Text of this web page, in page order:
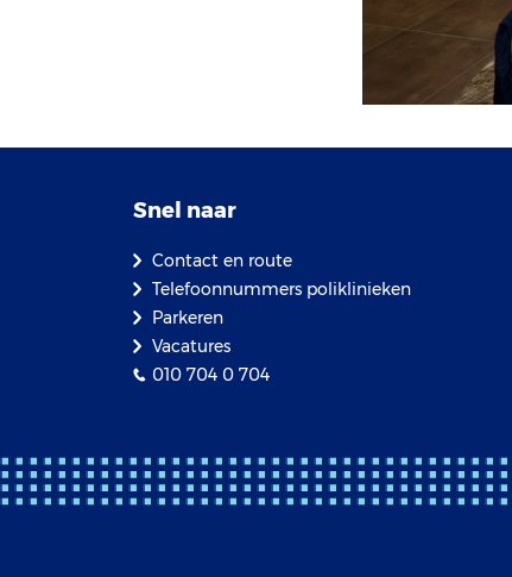
Snel naar
Contact en route
Telefoonnummers poliklinieken
Parkeren
Vacatures
010 704 0 704